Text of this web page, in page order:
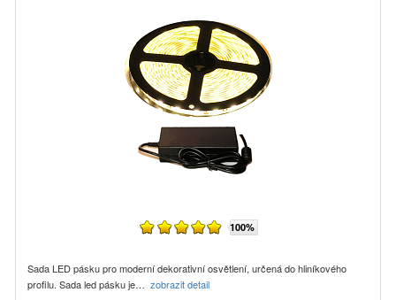
100%
Sada LED pásku pro moderní dekorativní osvětlení, určená do hliníkového
profilu. Sada led pásku je… zobrazit detail